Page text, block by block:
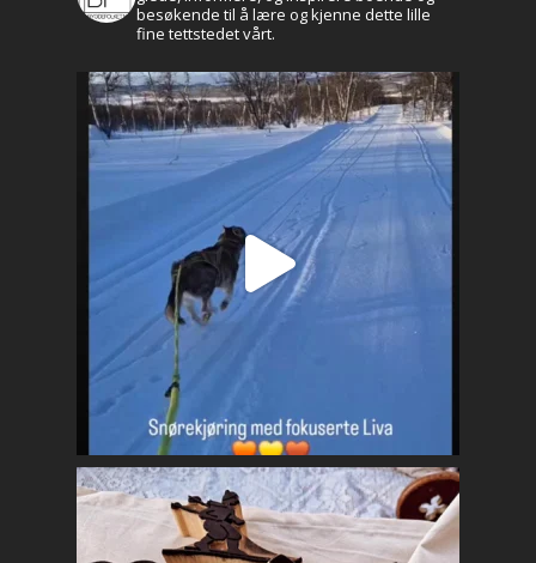
besøkende til å lære og kjenne dette lille
fine tettstedet vårt.
Aktuelt
Leve og bo
Profilen
Brekken bibliotek
Historie og kultur
Natur og
Næringsliv
Kalender
Praktisk info
Kontakt